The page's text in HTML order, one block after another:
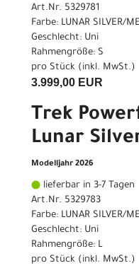
Art.Nr. 5329781
Farbe: LUNAR SILVER/
Geschlecht: Uni
Rahmengröße: S
pro Stück (inkl. MwSt.)
3.999,00 EUR
Trek
Lunar
Modelljahr 2026
lieferbar in 3-7 Tagen
Art.Nr. 5329783
Farbe: LUNAR SILVER/
Geschlecht: Uni
Rahmengröße: L
pro Stück (inkl. MwSt.)